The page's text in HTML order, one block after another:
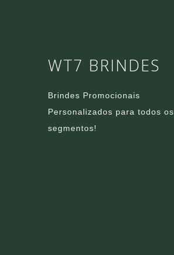
WT7 BRINDES
Brindes Promocionais
Personalizados para todos os
segmentos!